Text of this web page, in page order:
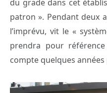
du grade dans cet
patron ». Pendant deux
l’imprévu, vit le «
prendra pour référence
compte quelques